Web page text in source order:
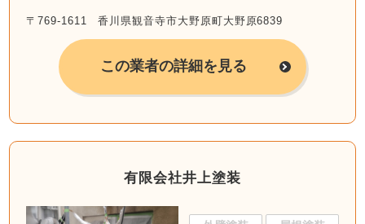
〒769-1611 香川県観音寺市大野原町大野原6839
この業者の詳細を見る
有限会社井上塗装